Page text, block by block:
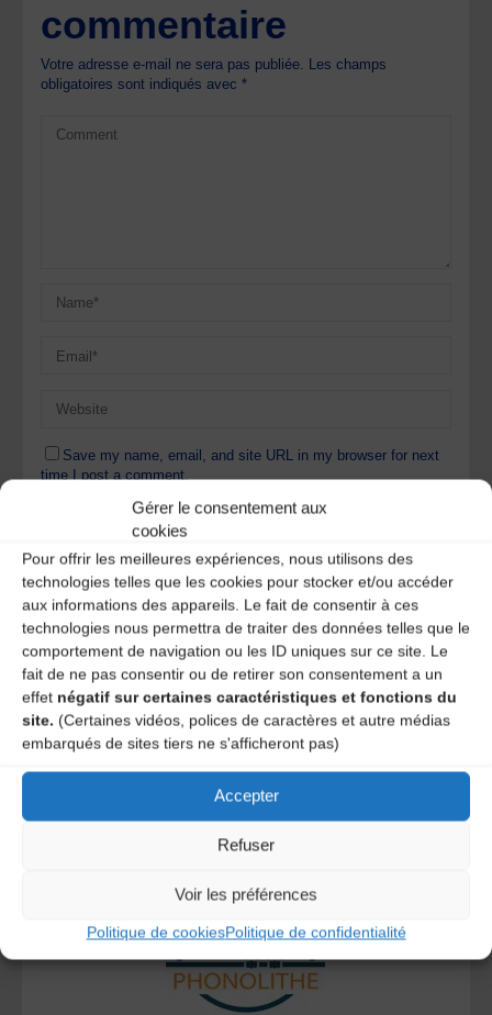
Gérer le consentement aux
cookies
Pour offrir les meilleures expériences, nous utilisons des
technologies telles que les cookies pour stocker et/ou accéder
aux informations des appareils. Le fait de consentir à ces
technologies nous permettra de traiter des données telles que le
comportement de navigation ou les ID uniques sur ce site. Le
fait de ne pas consentir ou de retirer son consentement a un
effet négatif sur certaines caractéristiques et fonctions du
site. (Certaines vidéos, polices de caractères et autre médias
embarqués de sites tiers ne s'afficheront pas)
Accepter
Refuser
Voir les préférences
Politique de cookiesPolitique de confidentialité
commentaire
Votre adresse e-mail ne sera pas publiée.
Les champs
obligatoires sont indiqués avec*
Save my name, email, and site URL in my browser for next
time I post a comment.
Ce site utilise Akismet pour réduire les indésirables.En
savoir plus sur la façon dont les données de vos
commentaires sont traitées.